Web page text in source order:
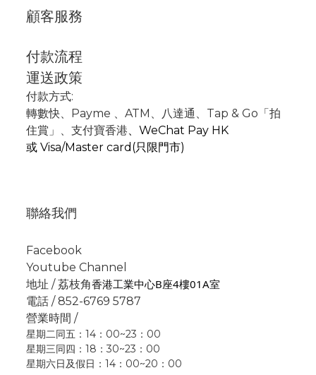
顧客服務
付款流程
運送政策
付款方式:
轉數快、Payme 、 ATM 、
八達通、Tap & Go「拍
住賞」 、支付寶香港、 WeChat Pay HK
或 Visa/Master card(只限門市)
聯絡我們
Facebook
Youtube Channel
地址 / 荔枝角香港工業中心B座4樓01A室
電話 / 852-6769 5787
營業時間 /
星期二同五：14：00~23：00
星期三同四：18：30~23：00
星期六日及假日：14：00~20：00